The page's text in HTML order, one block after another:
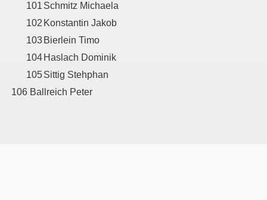
101 Schmitz Michaela
102 Konstantin Jakob
103 Bierlein Timo
104 Haslach Dominik
105Sittig Stehphan
106 Ballreich Peter